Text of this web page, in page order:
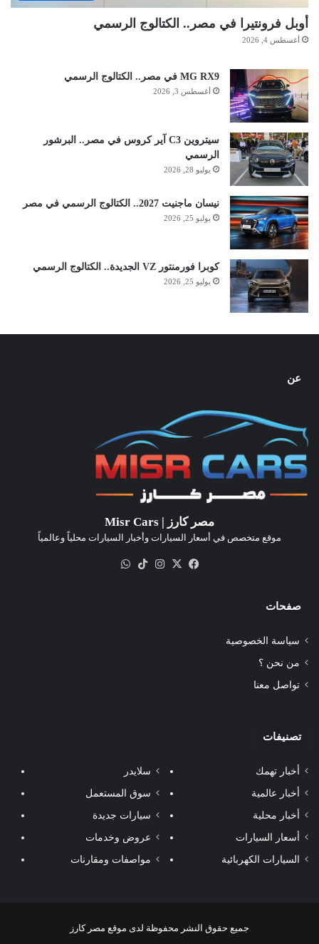
أوبل فرونتيرا في مصر.. الكتالوج الرسمي
أغسطس 4, 2026
MG RX9 في مصر.. الكتالوج الرسمي
أغسطس 3, 2026
سيتروين C3 آير كروس في مصر.. البرشور
الرسمي
يوليو 28, 2026
نيسان ماجنيت 2027.. الكتالوج الرسمي في مصر
يوليو 25, 2026
كوبرا فورمنتور VZ الجديدة.. الكتالوج الرسمي
يوليو 25, 2026
عن
مصر كارز | Misr Cars
موقع متخصص في أسعار السيارات وأخبار السيارات محلياً وعالمياً
فيسبوك
‫X انستقرام‫TikTok
صفحات
سياسة الخصوصية
من نحن ؟
تواصل معنا
تصنيفات
أخبار تهمك
أخبار عالمية
أخبار محلية
أسعار السيارات
السيارات الكهربائية
سلايدر
سوق المستعمل
سيارات جديدة
عروض وخدمات
مواصفات ومقارنات
جميع حقوق النشر محفوظة لدى موقع مصر كارز